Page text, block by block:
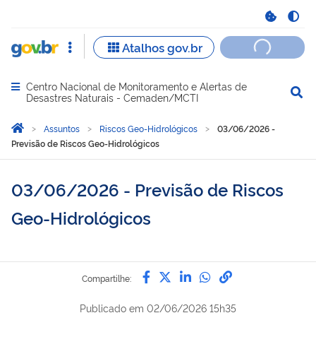
Abrir menu principal de navegação
Centro Nacional de Monitoramento e Alertas de
Desastres Naturais - Cemaden/MCTI
Você está aqui:
Página Inicial
Assuntos Riscos Geo-Hidrológicos
03/06/2026 -
Previsão de Riscos Geo-Hidrológicos
03/06/2026 - Previsão de Riscos
Geo-Hidrológicos
Compartilhe: Compartilhe por Facebook
Compartilhe por Twitter
Compartilhe por
Compartilhe
link para
Publicado em 02/06/2026 15h35